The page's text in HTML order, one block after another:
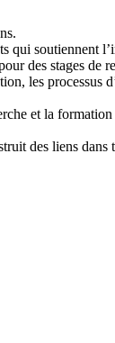
qui soutiennent
des stages de
les processus
et la
des liens dans